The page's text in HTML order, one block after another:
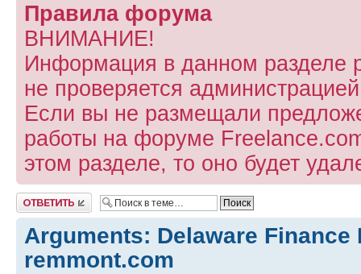
Правила форума
ВНИМАНИЕ!
Информация в данном разделе
не проверяется
Если вы не размещали
работы на форуме
этом разделе, то оно будет
Ответить
Arguments: Delaware Finance
remmont.com